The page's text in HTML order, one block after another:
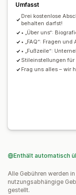
Seiten verwalten
Editor-Tool
Entwurfsseiten
Globale Stile
Individueller Code
Responsivität
Umfasst
Drei kostenlose
behalten darfst!
• „Über uns“:
• „FAQ“: Fragen und
• „Fußzeile“:
Stileinstellungen für
Frag uns alles – wir
Enthält automatisch
Alle Gebühren werden
nutzungsabhängige
gestellt.